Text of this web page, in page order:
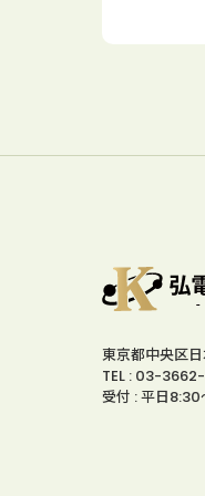
東京都中央区
TEL : 03-3662-
受付 : 平日8:30